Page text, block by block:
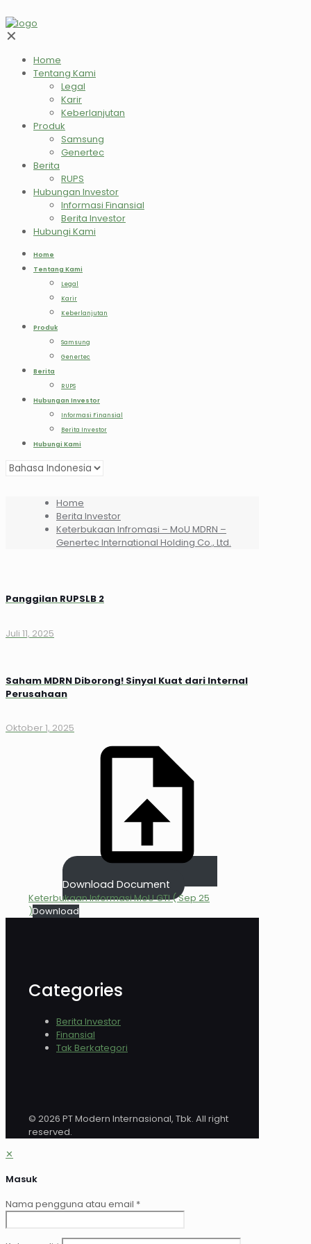
✕
Home
Tentang Kami
Legal
Karir
Keberlanjutan
Produk
Samsung
Genertec
Berita
RUPS
Hubungan Investor
Informasi Finansial
Berita Investor
Hubungi Kami
Home
Tentang Kami
Legal
Karir
Keberlanjutan
Produk
Samsung
Genertec
Berita
RUPS
Hubungan Investor
Informasi Finansial
Berita Investor
Hubungi Kami
Home
Berita Investor
Keterbukaan Infromasi – MoU MDRN –
Genertec International Holding Co., Ltd.
Panggilan RUPSLB 2
Juli 11, 2025
Saham MDRN Diborong! Sinyal Kuat dari Internal
Perusahaan
Oktober 1, 2025
Download Document
Keterbukaan Informasi MoU GTI ( Sep 25
)Download
Categories
Berita Investor
Finansial
Tak Berkategori
© 2026 PT Modern Internasional, Tbk. All right
reserved.
✕
Masuk
Nama pengguna atau email *